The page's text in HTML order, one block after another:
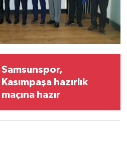
Samsunspor,
Kasımpaşa hazırlık
maçına hazır